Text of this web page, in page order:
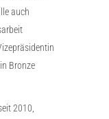
auch
Bronze
2010,